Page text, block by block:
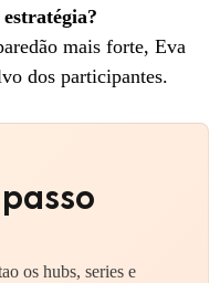
mais forte, Eva
dos participantes.
os hubs, series e